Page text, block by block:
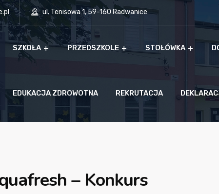
ul. Tenisowa 1, 59-160 Radwanice
SZKOŁA PRZEDSZKOLE STOŁÓWKA
EDUKACJA ZDROWOTNA REKRUTACJA
– Konkurs